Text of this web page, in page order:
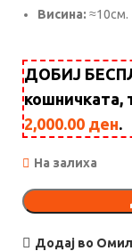
Висина: ≈10см.
ДОБИЈ
кошничката,
2,000.00 ден.
На залиха
Додај во